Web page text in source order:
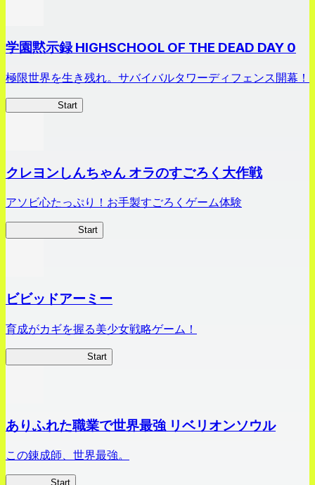
学園黙示録 HIGHSCHOOL OF THE DEAD DAY 0
極限世界を生き残れ。サバイバルタワーディフェンス開幕！
Start
クレヨンしんちゃん オラのすごろく大作戦
アソビ心たっぷり！お手製すごろくゲーム体験
Start
ビビッドアーミー
育成がカギを握る美少女戦略ゲーム！
Start
ありふれた職業で世界最強 リベリオンソウル
この錬成師、世界最強。
Start